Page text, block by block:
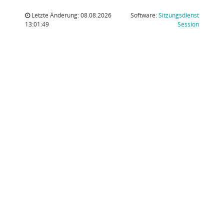
Letzte Änderung: 08.08.2026
13:01:49
Software:Sitzungsdienst
Session(Wird in